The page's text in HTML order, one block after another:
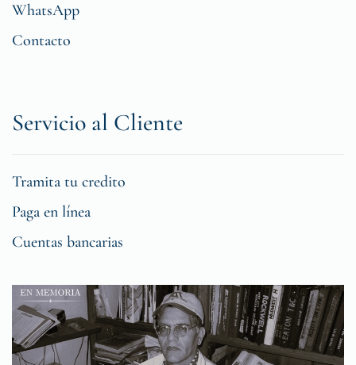
WhatsApp
Contacto
Servicio al Cliente
Tramita tu credito
Paga en línea
Cuentas bancarias